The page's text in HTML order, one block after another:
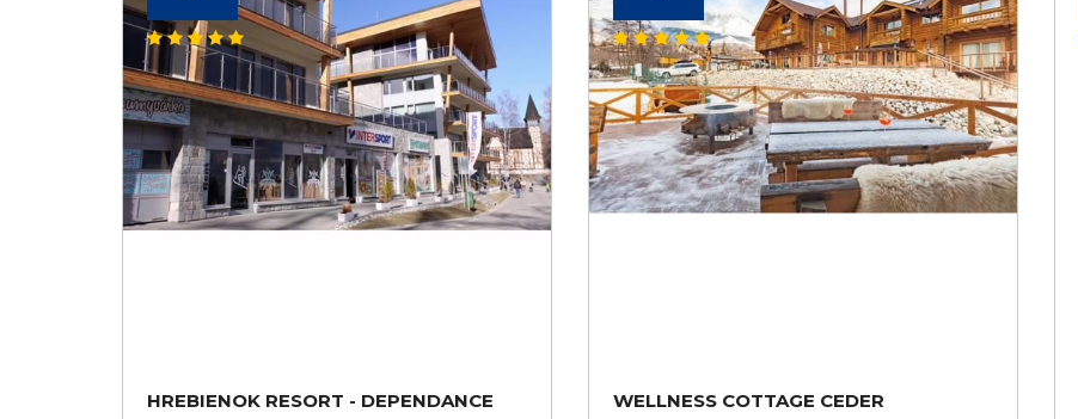
HREBIENOK RESORT - DEPENDANCE WELLNESS COTTAGE CEDER